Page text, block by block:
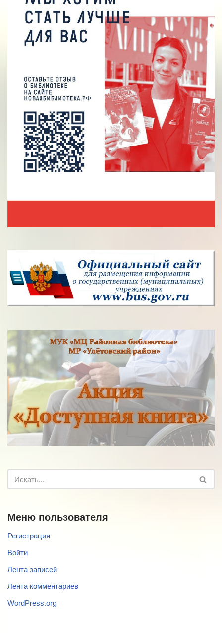
Меню пользователя
Регистрация
Войти
Лента записей
Лента комментариев
WordPress.org